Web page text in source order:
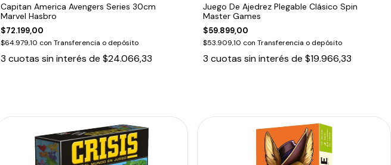
Capitan America Avengers Series 30cm
Marvel Hasbro
$72.199,00
$64.979,10 con Transferencia o depósito
3 cuotas sin interés de $24.066,33
Juego De Ajedrez Plegable Clásico Spin
Master Games
$59.899,00
$53.909,10 con Transferencia o depósito
3 cuotas sin interés de$19.966,33